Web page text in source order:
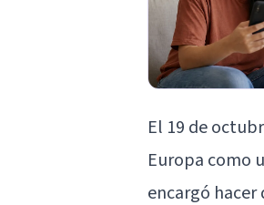
El 19 de
Europa como
encargó